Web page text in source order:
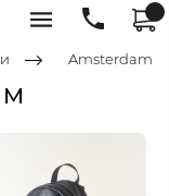
Amsterdam